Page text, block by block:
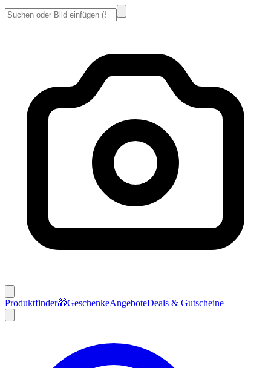
Produktfinder🎁GeschenkeAngeboteDeals & Gutscheine